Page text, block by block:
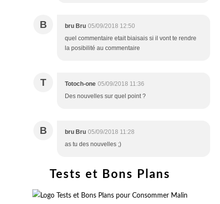
B bru Bru 05/09/2018 12:50
quel commentaire etait biaisais si il vont te rendre
la posibilité au commentaire
T Totoch-one 05/09/2018 11:36
Des nouvelles sur quel point ?
B bru Bru 05/09/2018 11:28
as tu des nouvelles ;)
Tests et Bons Plans